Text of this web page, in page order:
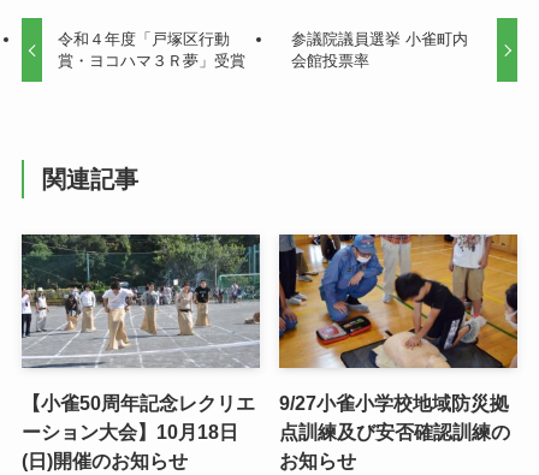
令和４年度「戸塚区行動
賞・ヨコハマ３Ｒ夢」受賞
参議院議員選挙 小雀町内
会館投票率
関連記事
【小雀50周年記念レクリエ
ーション大会】10月18日
(日)開催のお知らせ
9/27小雀小学校地域防災拠
点訓練及び安否確認訓練の
お知らせ